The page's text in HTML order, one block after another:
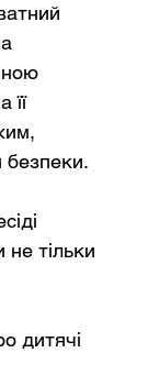
її
безпеки.
тільки
дитячі